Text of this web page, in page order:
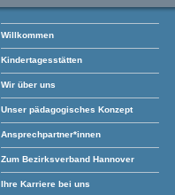
Willkommen
Kindertagesstätten
Wir über uns
Unser pädagogisches Konzept
Ansprechpartner*innen
Zum Bezirksverband Hannover
Ihre Karriere bei uns